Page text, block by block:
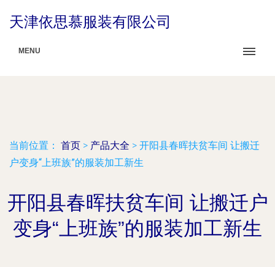
天津依思慕服装有限公司
MENU
当前位置： 首页 > 产品大全 > 开阳县春晖扶贫车间 让搬迁
户变身“上班族”的服装加工新生
开阳县春晖扶贫车间 让搬迁户
变身“上班族”的服装加工新生